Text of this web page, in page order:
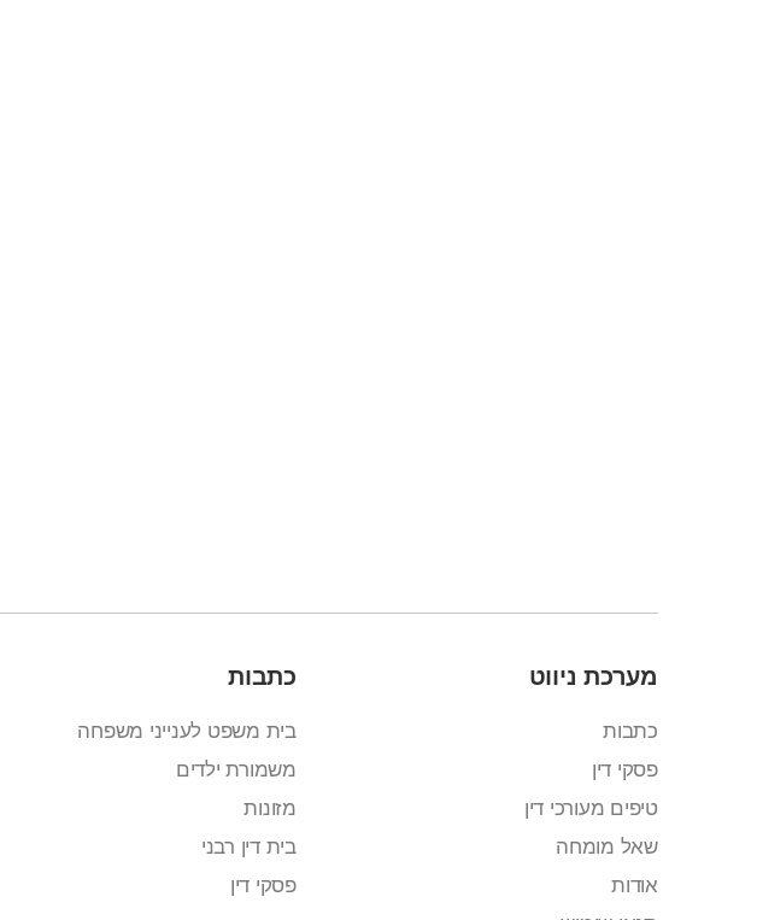
מערכת ניווט
כתבות
פסקי דין
טיפים מעורכי דין
שאל מומחה
אודות
כתבות
בית משפט לענייני משפחה
משמורת ילדים
מזונות
בית דין רבני
פסקי דין